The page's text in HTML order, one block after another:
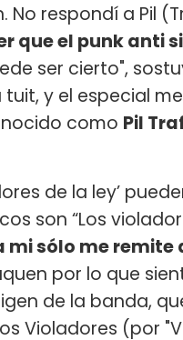
No respondí a Pil
que el punk anti
ser cierto",
y el especial
como Pil
de la ley’
son “Los
sólo me remite
por lo que
de la banda,
Violadores (por